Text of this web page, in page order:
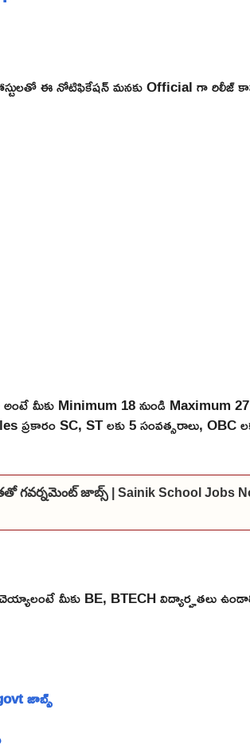
ఈ నోటిఫికేషన్ మనకు Official గా రిలీజ్
మీకు Minimum 18 నుండి Maximum
ప్రకారం SC, ST లకు 5 సంవత్సరాలు,
గవర్నమెంట్ జాబ్స్ | Sainik School Jobs
మీకు BE, BTECH విద్యార్హతలు
జాబ్స్